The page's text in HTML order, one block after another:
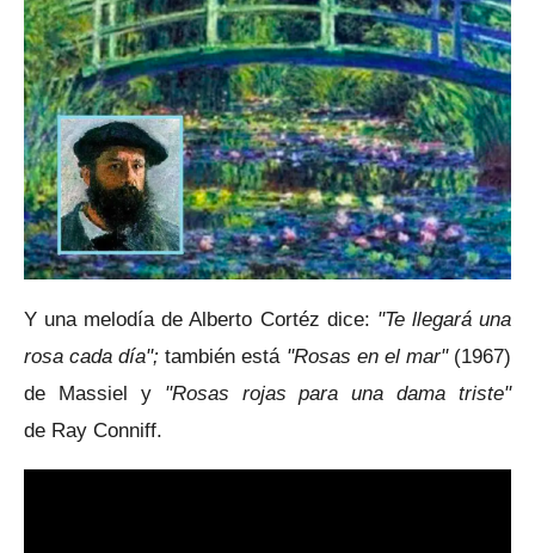
Y una melodía de Alberto Cortéz dice: "Te llegará una
rosa cada día"; también está "Rosas en el mar"(1967)
de Massiel y "Rosas rojas para una dama triste"
de Ray Conniff.